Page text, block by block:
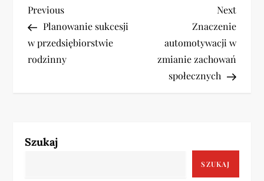
N
a
w
a
Previous
Post
Previous
Planowanie sukcesji
w przedsiębiorstwie
rodzinny
Next
Post
Next
Znaczenie
automotywacji w
zmianie zachowań
społecznych
Szukaj
SZUKAJ